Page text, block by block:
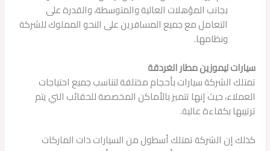
بجانب المؤهلات العالية والمتوسطة، والقدرة على
التعامل مع جميع المسافرين على النحو المملوك للشركة
ونظامها.
سيارات ليموزين مطار الغردقة
تمتلك الشركة سيارات بأحجام مختلفة لتناسب جميع احتياجات
العملاء، حيث إنها تتميز بالأماكن المخصصة للحقائب التي يتم
ترتيبها بكفاءة عالية.
كذلك إن الشركة تمتلك أسطول من السيارات ذات الماركات